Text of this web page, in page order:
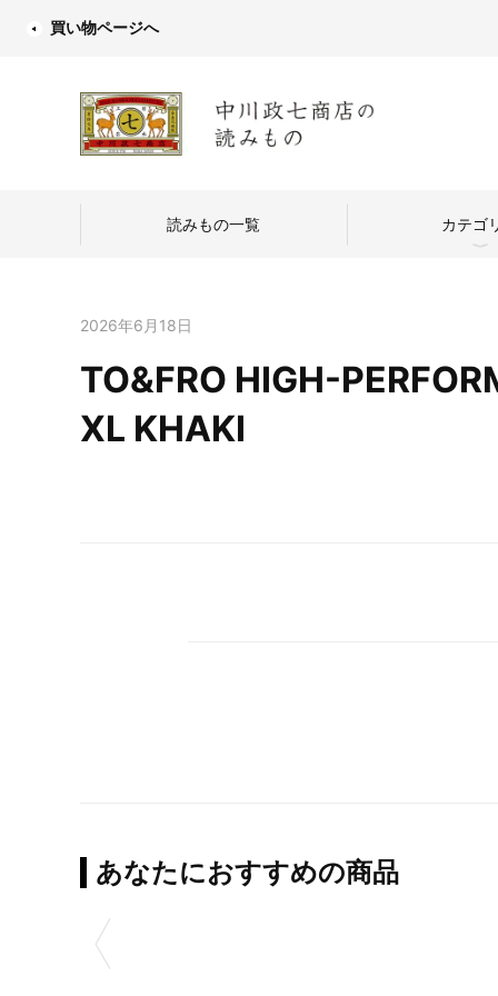
買い物ページへ
読みもの一覧 カテゴ
中川政七商店
2026年6月18日
TO&FRO HIGH-
XL KHAKI
あなたにおすすめの商品